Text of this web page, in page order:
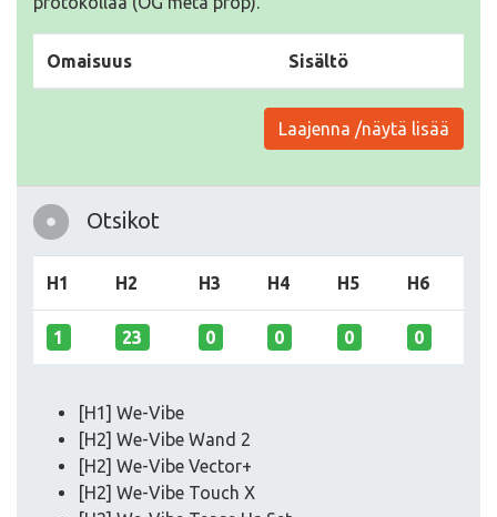
Omaisuus Sisältö
Laajenna /näytä lisää
Otsikot
H1 H2 H3 H4 H5 H6
1 23 0 0 0 0
[H1] We-Vibe
[H2] We-Vibe Wand 2
[H2] We-Vibe Vector+
[H2] We-Vibe Touch X